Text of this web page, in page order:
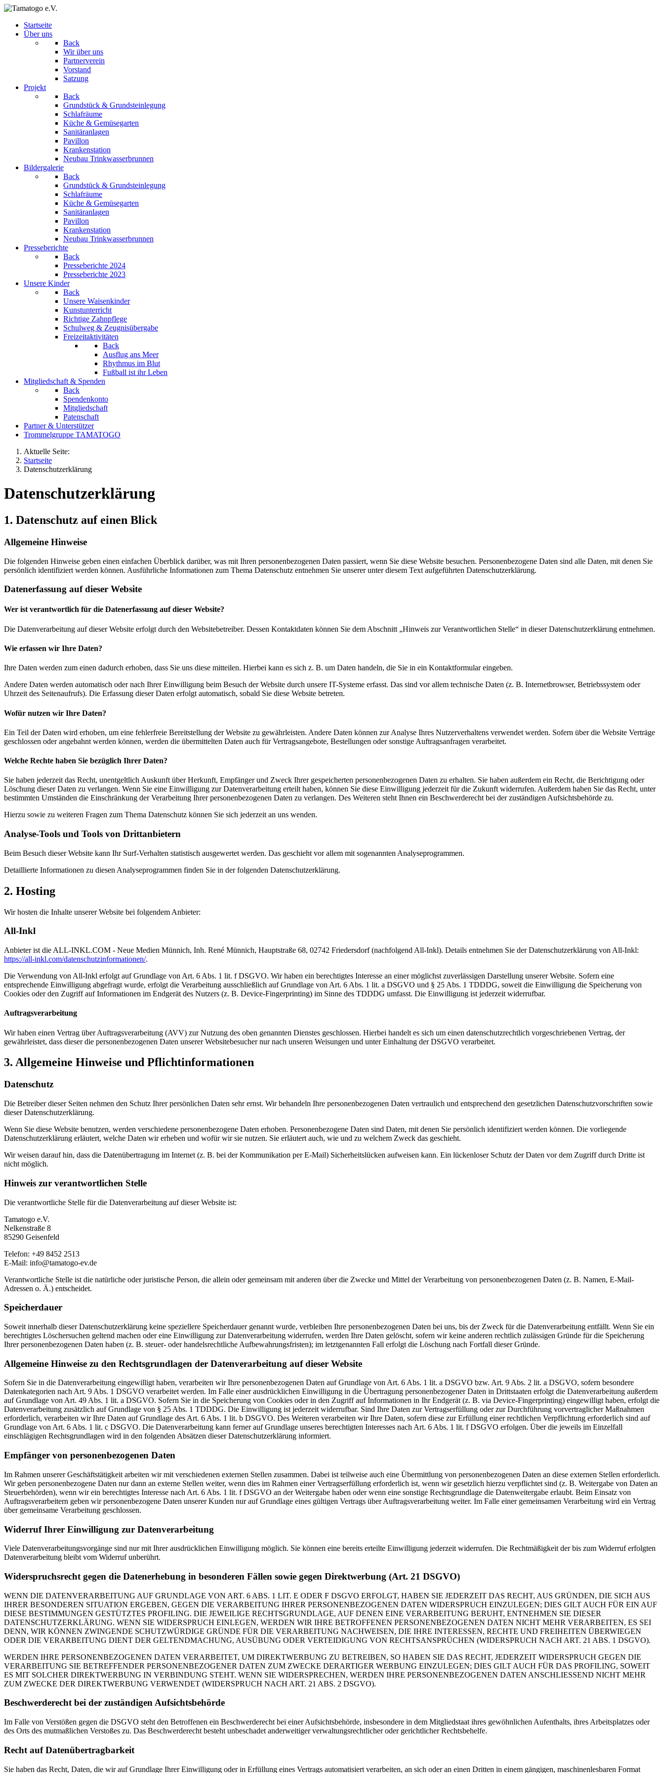
Startseite
Über uns
Back
Wir über uns
Partnerverein
Vorstand
Satzung
Projekt
Back
Grundstück & Grundsteinlegung
Schlafräume
Küche & Gemüsegarten
Sanitäranlagen
Pavillon
Krankenstation
Neubau Trinkwasserbrunnen
Bildergalerie
Back
Grundstück & Grundsteinlegung
Schlafräume
Küche & Gemüsegarten
Sanitäranlagen
Pavillon
Krankenstation
Neubau Trinkwasserbrunnen
Presseberichte
Back
Presseberichte 2024
Presseberichte 2023
Unsere Kinder
Back
Unsere Waisenkinder
Kunstunterricht
Richtige Zahnpflege
Schulweg & Zeugnisübergabe
Freizeitaktivitäten
Back
Ausflug ans Meer
Rhythmus im Blut
Fußball ist ihr Leben
Mitgliedschaft & Spenden
Back
Spendenkonto
Mitgliedschaft
Patenschaft
Partner & Unterstützer
Trommelgruppe TAMATOGO
Aktuelle Seite:
Startseite
Datenschutzerklärung
Datenschutz­erklärung
1. Datenschutz auf einen Blick
Allgemeine Hinweise
Die folgenden Hinweise geben einen einfachen Überblick darüber, was mit Ihren personenbezogenen Daten passiert, wenn Sie diese Website besuchen. Personenbezogene Daten sind alle Daten, mit denen Sie
persönlich identifiziert werden können. Ausführliche Informationen zum Thema Datenschutz entnehmen Sie unserer unter diesem Text aufgeführten Datenschutzerklärung.
Datenerfassung auf dieser Website
Wer ist verantwortlich für die Datenerfassung auf dieser Website?
Die Datenverarbeitung auf dieser Website erfolgt durch den Websitebetreiber. Dessen Kontaktdaten können Sie dem Abschnitt „Hinweis zur Verantwortlichen Stelle“ in dieser Datenschutzerklärung entnehmen.
Wie erfassen wir Ihre Daten?
Ihre Daten werden zum einen dadurch erhoben, dass Sie uns diese mitteilen. Hierbei kann es sich z. B. um Daten handeln, die Sie in ein Kontaktformular eingeben.
Andere Daten werden automatisch oder nach Ihrer Einwilligung beim Besuch der Website durch unsere IT-Systeme erfasst. Das sind vor allem technische Daten (z. B. Internetbrowser, Betriebssystem oder
Uhrzeit des Seitenaufrufs). Die Erfassung dieser Daten erfolgt automatisch, sobald Sie diese Website betreten.
Wofür nutzen wir Ihre Daten?
Ein Teil der Daten wird erhoben, um eine fehlerfreie Bereitstellung der Website zu gewährleisten. Andere Daten können zur Analyse Ihres Nutzerverhaltens verwendet werden. Sofern über die Website Verträge
geschlossen oder angebahnt werden können, werden die übermittelten Daten auch für Vertragsangebote, Bestellungen oder sonstige Auftragsanfragen verarbeitet.
Welche Rechte haben Sie bezüglich Ihrer Daten?
Sie haben jederzeit das Recht, unentgeltlich Auskunft über Herkunft, Empfänger und Zweck Ihrer gespeicherten personenbezogenen Daten zu erhalten. Sie haben außerdem ein Recht, die Berichtigung oder
Löschung dieser Daten zu verlangen. Wenn Sie eine Einwilligung zur Datenverarbeitung erteilt haben, können Sie diese Einwilligung jederzeit für die Zukunft widerrufen. Außerdem haben Sie das Recht, unter
bestimmten Umständen die Einschränkung der Verarbeitung Ihrer personenbezogenen Daten zu verlangen. Des Weiteren steht Ihnen ein Beschwerderecht bei der zuständigen Aufsichtsbehörde zu.
Hierzu sowie zu weiteren Fragen zum Thema Datenschutz können Sie sich jederzeit an uns wenden.
Analyse-Tools und Tools von Dritt­anbietern
Beim Besuch dieser Website kann Ihr Surf-Verhalten statistisch ausgewertet werden. Das geschieht vor allem mit sogenannten Analyseprogrammen.
Detaillierte Informationen zu diesen Analyseprogrammen finden Sie in der folgenden Datenschutzerklärung.
2. Hosting
Wir hosten die Inhalte unserer Website bei folgendem Anbieter:
All-Inkl
Anbieter ist die ALL-INKL.COM - Neue Medien Münnich, Inh. René Münnich, Hauptstraße 68, 02742 Friedersdorf (nachfolgend All-Inkl). Details entnehmen Sie der Datenschutzerklärung von All-Inkl:
https://all-inkl.com/datenschutzinformationen/.
Die Verwendung von All-Inkl erfolgt auf Grundlage von Art. 6 Abs. 1 lit. f DSGVO. Wir haben ein berechtigtes Interesse an einer möglichst zuverlässigen Darstellung unserer Website. Sofern eine
entsprechende Einwilligung abgefragt wurde, erfolgt die Verarbeitung ausschließlich auf Grundlage von Art. 6 Abs. 1 lit. a DSGVO und § 25 Abs. 1 TDDDG, soweit die Einwilligung die Speicherung von
Cookies oder den Zugriff auf Informationen im Endgerät des Nutzers (z. B. Device-Fingerprinting) im Sinne des TDDDG umfasst. Die Einwilligung ist jederzeit widerrufbar.
Auftragsverarbeitung
Wir haben einen Vertrag über Auftragsverarbeitung (AVV) zur Nutzung des oben genannten Dienstes geschlossen. Hierbei handelt es sich um einen datenschutzrechtlich vorgeschriebenen Vertrag, der
gewährleistet, dass dieser die personenbezogenen Daten unserer Websitebesucher nur nach unseren Weisungen und unter Einhaltung der DSGVO verarbeitet.
3. Allgemeine Hinweise und Pflicht­informationen
Datenschutz
Die Betreiber dieser Seiten nehmen den Schutz Ihrer persönlichen Daten sehr ernst. Wir behandeln Ihre personenbezogenen Daten vertraulich und entsprechend den gesetzlichen Datenschutzvorschriften sowie
dieser Datenschutzerklärung.
Wenn Sie diese Website benutzen, werden verschiedene personenbezogene Daten erhoben. Personenbezogene Daten sind Daten, mit denen Sie persönlich identifiziert werden können. Die vorliegende
Datenschutzerklärung erläutert, welche Daten wir erheben und wofür wir sie nutzen. Sie erläutert auch, wie und zu welchem Zweck das geschieht.
Wir weisen darauf hin, dass die Datenübertragung im Internet (z. B. bei der Kommunikation per E-Mail) Sicherheitslücken aufweisen kann. Ein lückenloser Schutz der Daten vor dem Zugriff durch Dritte ist
nicht möglich.
Hinweis zur verantwortlichen Stelle
Die verantwortliche Stelle für die Datenverarbeitung auf dieser Website ist:
Tamatogo e.V.
Nelkenstraße 8
85290 Geisenfeld
Telefon: +49 8452 2513
E-Mail: info@tamatogo-ev.de
Verantwortliche Stelle ist die natürliche oder juristische Person, die allein oder gemeinsam mit anderen über die Zwecke und Mittel der Verarbeitung von personenbezogenen Daten (z. B. Namen, E-Mail-
Adressen o. Ä.) entscheidet.
Speicherdauer
Soweit innerhalb dieser Datenschutzerklärung keine speziellere Speicherdauer genannt wurde, verbleiben Ihre personenbezogenen Daten bei uns, bis der Zweck für die Datenverarbeitung entfällt. Wenn Sie ein
berechtigtes Löschersuchen geltend machen oder eine Einwilligung zur Datenverarbeitung widerrufen, werden Ihre Daten gelöscht, sofern wir keine anderen rechtlich zulässigen Gründe für die Speicherung
Ihrer personenbezogenen Daten haben (z. B. steuer- oder handelsrechtliche Aufbewahrungsfristen); im letztgenannten Fall erfolgt die Löschung nach Fortfall dieser Gründe.
Allgemeine Hinweise zu den Rechtsgrundlagen der Datenverarbeitung auf dieser Website
Sofern Sie in die Datenverarbeitung eingewilligt haben, verarbeiten wir Ihre personenbezogenen Daten auf Grundlage von Art. 6 Abs. 1 lit. a DSGVO bzw. Art. 9 Abs. 2 lit. a DSGVO, sofern besondere
Datenkategorien nach Art. 9 Abs. 1 DSGVO verarbeitet werden. Im Falle einer ausdrücklichen Einwilligung in die Übertragung personenbezogener Daten in Drittstaaten erfolgt die Datenverarbeitung außerdem
auf Grundlage von Art. 49 Abs. 1 lit. a DSGVO. Sofern Sie in die Speicherung von Cookies oder in den Zugriff auf Informationen in Ihr Endgerät (z. B. via Device-Fingerprinting) eingewilligt haben, erfolgt die
Datenverarbeitung zusätzlich auf Grundlage von § 25 Abs. 1 TDDDG. Die Einwilligung ist jederzeit widerrufbar. Sind Ihre Daten zur Vertragserfüllung oder zur Durchführung vorvertraglicher Maßnahmen
erforderlich, verarbeiten wir Ihre Daten auf Grundlage des Art. 6 Abs. 1 lit. b DSGVO. Des Weiteren verarbeiten wir Ihre Daten, sofern diese zur Erfüllung einer rechtlichen Verpflichtung erforderlich sind auf
Grundlage von Art. 6 Abs. 1 lit. c DSGVO. Die Datenverarbeitung kann ferner auf Grundlage unseres berechtigten Interesses nach Art. 6 Abs. 1 lit. f DSGVO erfolgen. Über die jeweils im Einzelfall
einschlägigen Rechtsgrundlagen wird in den folgenden Absätzen dieser Datenschutzerklärung informiert.
Empfänger von personenbezogenen Daten
Im Rahmen unserer Geschäftstätigkeit arbeiten wir mit verschiedenen externen Stellen zusammen. Dabei ist teilweise auch eine Übermittlung von personenbezogenen Daten an diese externen Stellen erforderlich.
Wir geben personenbezogene Daten nur dann an externe Stellen weiter, wenn dies im Rahmen einer Vertragserfüllung erforderlich ist, wenn wir gesetzlich hierzu verpflichtet sind (z. B. Weitergabe von Daten an
Steuerbehörden), wenn wir ein berechtigtes Interesse nach Art. 6 Abs. 1 lit. f DSGVO an der Weitergabe haben oder wenn eine sonstige Rechtsgrundlage die Datenweitergabe erlaubt. Beim Einsatz von
Auftragsverarbeitern geben wir personenbezogene Daten unserer Kunden nur auf Grundlage eines gültigen Vertrags über Auftragsverarbeitung weiter. Im Falle einer gemeinsamen Verarbeitung wird ein Vertrag
über gemeinsame Verarbeitung geschlossen.
Widerruf Ihrer Einwilligung zur Datenverarbeitung
Viele Datenverarbeitungsvorgänge sind nur mit Ihrer ausdrücklichen Einwilligung möglich. Sie können eine bereits erteilte Einwilligung jederzeit widerrufen. Die Rechtmäßigkeit der bis zum Widerruf erfolgten
Datenverarbeitung bleibt vom Widerruf unberührt.
Widerspruchsrecht gegen die Datenerhebung in besonderen Fällen sowie gegen Direktwerbung (Art. 21 DSGVO)
WENN DIE DATENVERARBEITUNG AUF GRUNDLAGE VON ART. 6 ABS. 1 LIT. E ODER F DSGVO ERFOLGT, HABEN SIE JEDERZEIT DAS RECHT, AUS GRÜNDEN, DIE SICH AUS
IHRER BESONDEREN SITUATION ERGEBEN, GEGEN DIE VERARBEITUNG IHRER PERSONENBEZOGENEN DATEN WIDERSPRUCH EINZULEGEN; DIES GILT AUCH FÜR EIN AUF
DIESE BESTIMMUNGEN GESTÜTZTES PROFILING. DIE JEWEILIGE RECHTSGRUNDLAGE, AUF DENEN EINE VERARBEITUNG BERUHT, ENTNEHMEN SIE DIESER
DATENSCHUTZERKLÄRUNG. WENN SIE WIDERSPRUCH EINLEGEN, WERDEN WIR IHRE BETROFFENEN PERSONENBEZOGENEN DATEN NICHT MEHR VERARBEITEN, ES SEI
DENN, WIR KÖNNEN ZWINGENDE SCHUTZWÜRDIGE GRÜNDE FÜR DIE VERARBEITUNG NACHWEISEN, DIE IHRE INTERESSEN, RECHTE UND FREIHEITEN ÜBERWIEGEN
ODER DIE VERARBEITUNG DIENT DER GELTENDMACHUNG, AUSÜBUNG ODER VERTEIDIGUNG VON RECHTSANSPRÜCHEN (WIDERSPRUCH NACH ART. 21 ABS. 1 DSGVO).
WERDEN IHRE PERSONENBEZOGENEN DATEN VERARBEITET, UM DIREKTWERBUNG ZU BETREIBEN, SO HABEN SIE DAS RECHT, JEDERZEIT WIDERSPRUCH GEGEN DIE
VERARBEITUNG SIE BETREFFENDER PERSONENBEZOGENER DATEN ZUM ZWECKE DERARTIGER WERBUNG EINZULEGEN; DIES GILT AUCH FÜR DAS PROFILING, SOWEIT
ES MIT SOLCHER DIREKTWERBUNG IN VERBINDUNG STEHT. WENN SIE WIDERSPRECHEN, WERDEN IHRE PERSONENBEZOGENEN DATEN ANSCHLIESSEND NICHT MEHR
ZUM ZWECKE DER DIREKTWERBUNG VERWENDET (WIDERSPRUCH NACH ART. 21 ABS. 2 DSGVO).
Beschwerde­recht bei der zuständigen Aufsichts­behörde
Im Falle von Verstößen gegen die DSGVO steht den Betroffenen ein Beschwerderecht bei einer Aufsichtsbehörde, insbesondere in dem Mitgliedstaat ihres gewöhnlichen Aufenthalts, ihres Arbeitsplatzes oder
des Orts des mutmaßlichen Verstoßes zu. Das Beschwerderecht besteht unbeschadet anderweitiger verwaltungsrechtlicher oder gerichtlicher Rechtsbehelfe.
Recht auf Daten­übertrag­barkeit
Sie haben das Recht, Daten, die wir auf Grundlage Ihrer Einwilligung oder in Erfüllung eines Vertrags automatisiert verarbeiten, an sich oder an einen Dritten in einem gängigen, maschinenlesbaren Format